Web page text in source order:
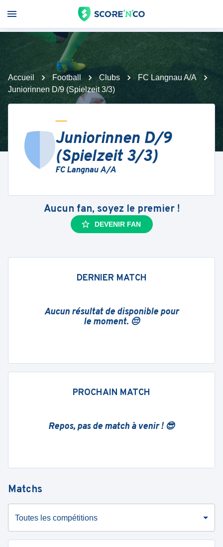
Accueil Football Clubs
FC Langnau A/A
Juniorinnen D/9 (Spielzeit 3/3)
Juniorinnen D/9
(Spielzeit 3/3)
FC Langnau A/A
Aucun fan, soyez le premier !
DEVENIR FAN
DERNIER MATCH
Aucun résultat de disponible pour
le moment. 😔
PROCHAIN MATCH
Repos, pas de match à venir ! 😎
Matchs
Toutes les compétitions